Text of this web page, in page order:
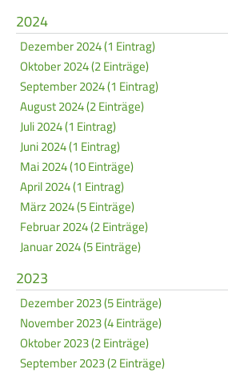
2024
Dezember 2024 (1 Eintrag)
Oktober 2024 (2 Einträge)
September 2024 (1 Eintrag)
August 2024 (2 Einträge)
Juli 2024 (1 Eintrag)
Juni 2024 (1 Eintrag)
Mai 2024 (10 Einträge)
April 2024 (1 Eintrag)
März 2024 (5 Einträge)
Februar 2024 (2 Einträge)
Januar 2024 (5 Einträge)
2023
Dezember 2023 (5 Einträge)
November 2023 (4 Einträge)
Oktober 2023 (2 Einträge)
September 2023 (2 Einträge)
Navigation
überspringen
Datenschutz Impressum